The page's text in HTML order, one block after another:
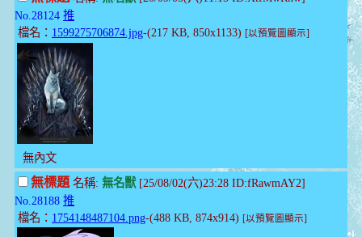
No.28124 推
檔名： 1599275706874.jpg-(217 KB, 850x1133) [以預覽圖顯示]
無內文
無標題名稱: 無名獸[25/08/02(六)23:28 ID:fRawmAY2]
No.28188 推
檔名： 1754148487104.png-(488 KB, 874x914) [以預覽圖顯示]